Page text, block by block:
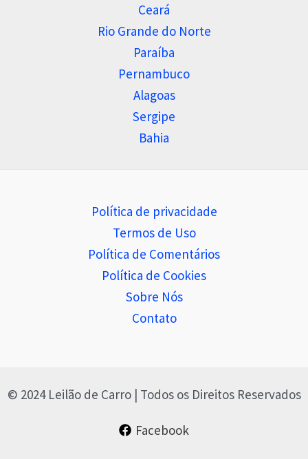
Ceará
Rio Grande do Norte
Paraíba
Pernambuco
Alagoas
Sergipe
Bahia
Política de privacidade
Termos de Uso
Política de Comentários
Política de Cookies
Sobre Nós
Contato
© 2024 Leilão de Carro | Todos os Direitos Reservados
Facebook